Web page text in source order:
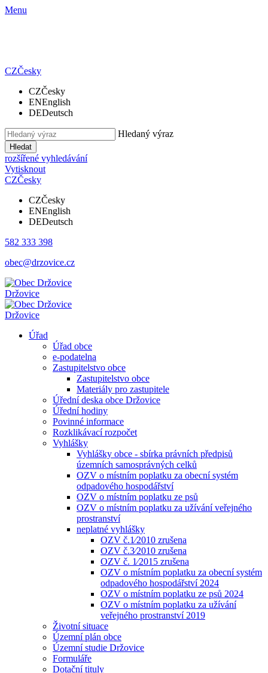
Menu
CZČesky
CZČesky
ENEnglish
DEDeutsch
Hledaný výraz
Hledat
rozšířené vyhledávání
Vytisknout
CZČesky
CZČesky
ENEnglish
DEDeutsch
582 333 398
obec@drzovice.cz
Držovice
Držovice
Úřad
Úřad obce
e-podatelna
Zastupitelstvo obce
Zastupitelstvo obce
Materiály pro zastupitele
Úřední deska obce Držovice
Úřední hodiny
Povinné informace
Rozklikávací rozpočet
Vyhlášky
Vyhlášky obce - sbírka právních předpisů
územních samosprávných celků
OZV o místním poplatku za obecní systém
odpadového hospodářství
OZV o místním poplatku ze psů
OZV o místním poplatku za užívání veřejného
prostranství
neplatné vyhlášky
OZV č.1⁄2010 zrušena
OZV č.3⁄2010 zrušena
OZV č. 1⁄2015 zrušena
OZV o místním poplatku za obecní systém
odpadového hospodářství 2024
OZV o místním poplatku ze psů 2024
OZV o místním poplatku za užívání
veřejného prostranství 2019
Životní situace
Územní plán obce
Územní studie Držovice
Formuláře
Dotační tituly